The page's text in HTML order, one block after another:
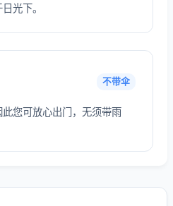
光下。
不带伞
您可放心出门，无须带雨